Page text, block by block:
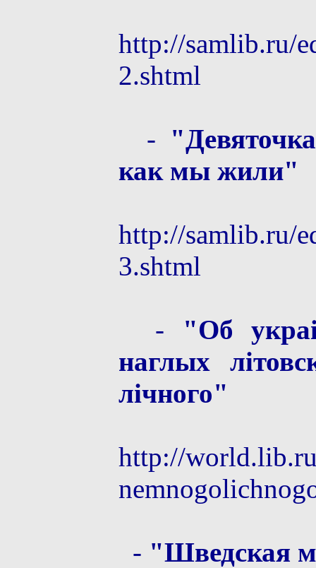
http://samlib.ru/
2.shtml
-
как мы жили"
http://samlib.ru/
3.shtml
-
"Oб
наглых
лiчного"
http://
- "Шведская